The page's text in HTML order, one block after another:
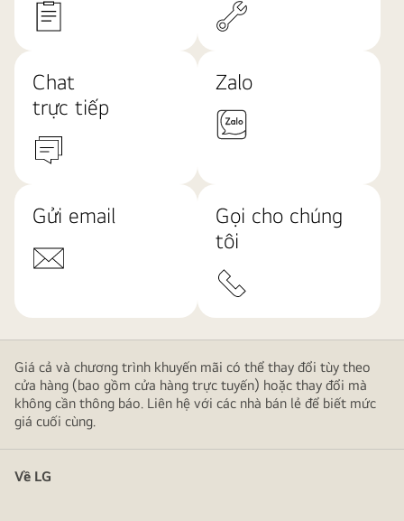
Chat
trực tiếp
Zalo
Gửi email
Gọi cho chúng
tôi
Giá cả và chương trình khuyến mãi có thể thay đổi tùy theo
cửa hàng (bao gồm cửa hàng trực tuyến) hoặc thay đổi mà
không cần thông báo. Liên hệ với các nhà bán lẻ để biết mức
giá cuối cùng.
Về LG